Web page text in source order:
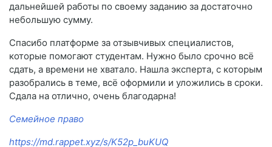
дальнейшей работы по своему заданию за достаточно
небольшую сумму.
Спасибо платформе за отзывчивых специалистов,
которые помогают студентам. Нужно было срочно всё
сдать, а времени не хватало. Нашла эксперта, с которым
разобрались в теме, всё оформили и уложились в сроки.
Сдала на отлично, очень благодарна!
Семейное право
https://md.rappet.xyz/s/K52p_buKUQ